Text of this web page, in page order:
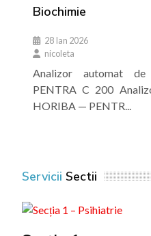
Biochimie
28 Ian 2026
nicoleta
Analizor automat
PENTRA C 200
HORIBA — PENTR...
Servicii Sectii